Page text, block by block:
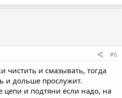
#6
чистить и смазывать, тогда
и дольше прослужит.
цепи и подтяни если надо, на